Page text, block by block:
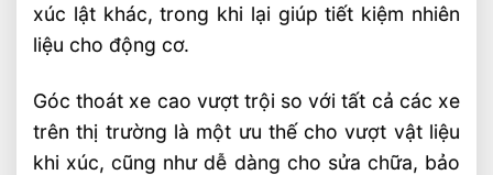
xúc lật khác, trong khi lại giúp tiết kiệm nhiên
liệu cho động cơ.
Góc thoát xe cao vượt trội so với tất cả các xe
trên thị trường là một ưu thế cho vượt vật liệu
khi xúc, cũng như dễ dàng cho sửa chữa, bảo